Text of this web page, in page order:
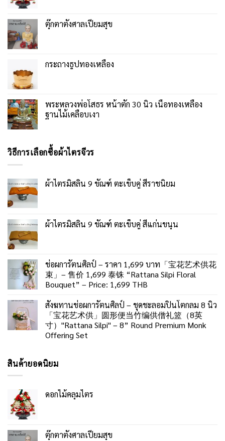
ตุ๊กตาตั้งศาลเปี่ยมสุข
กระถางธูปทองเหลือง
พระหลวงพ่อโสธร หน้าตัก 30 นิ้ว เนื้อทองเหลือง
ฐานไม้เคลือบเงา
วิธีการเลือกซื้อผ้าไตรจีวร
ผ้าไตรมิสลิน 9 ขัณฑ์ ตะเข็บคู่ สีราชนิยม
ผ้าไตรมิสลิน 9 ขัณฑ์ ตะเข็บคู่ สีแก่นขนุน
ช่อผการัตนศิลป์ – ราคา 1,699 บาท「宝花艺术供花
束」– 售价 1,699 泰铢 “Rattana Silpi Floral
Bouquet” – Price: 1,699 THB
สังฆทานช่อผการัตนศิลป์ – ชุดชะลอมปิ่นโตกลม 8 นิ้ว
「宝花艺术供」圆形便当竹编供僧礼篮（8英
寸）"Rattana Silpi" – 8” Round Premium Monk
Offering Set
สินค้ายอดนิยม
ดอกไม้คลุมไตร
ตุ๊กตาตั้งศาลเปี่ยมสุข